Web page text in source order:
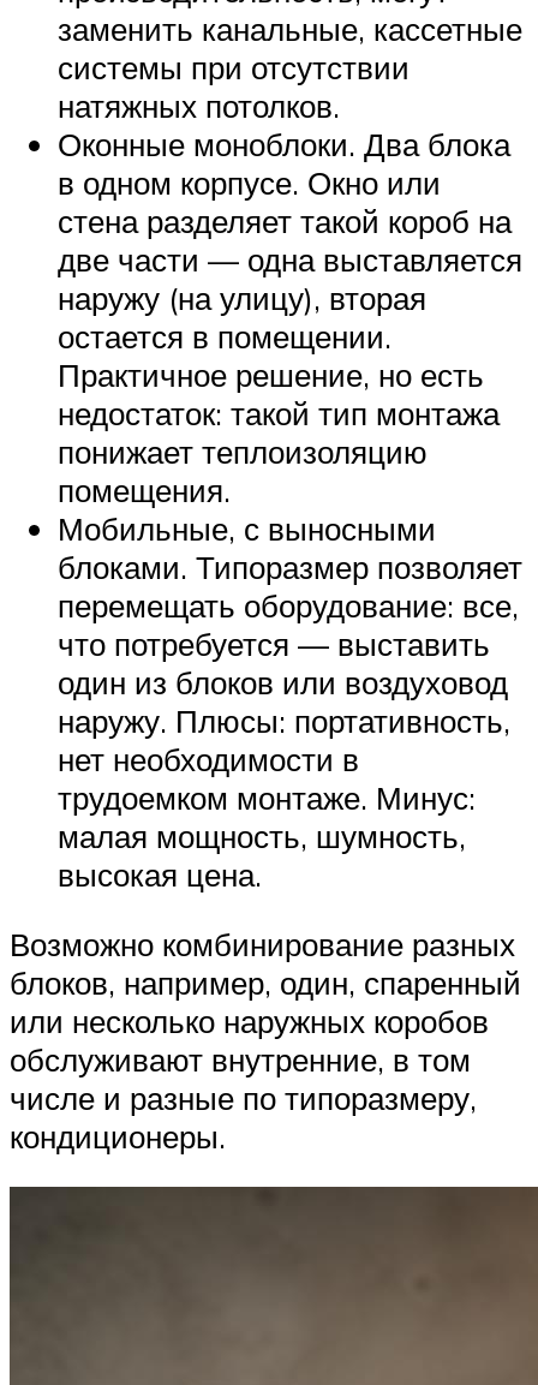
заменить канальные, кассетные
системы при отсутствии
натяжных потолков.
Оконные моноблоки. Два блока
в одном корпусе. Окно или
стена разделяет такой короб на
две части — одна выставляется
наружу (на улицу), вторая
остается в помещении.
Практичное решение, но есть
недостаток: такой тип монтажа
понижает теплоизоляцию
помещения.
Мобильные, с выносными
блоками. Типоразмер позволяет
перемещать оборудование: все,
что потребуется — выставить
один из блоков или воздуховод
наружу. Плюсы: портативность,
нет необходимости в
трудоемком монтаже. Минус:
малая мощность, шумность,
высокая цена.
Возможно комбинирование разных
блоков, например, один, спаренный
или несколько наружных коробов
обслуживают внутренние, в том
числе и разные по типоразмеру,
кондиционеры.